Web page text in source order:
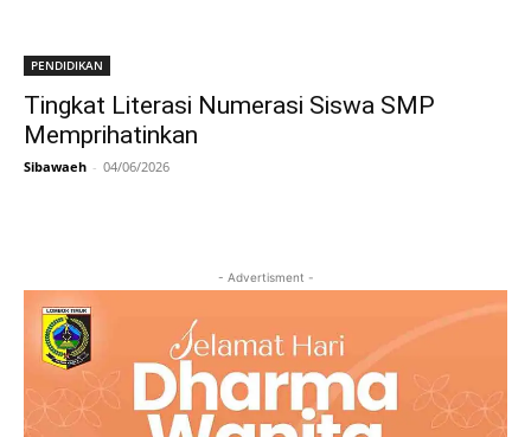
PENDIDIKAN
Tingkat Literasi Numerasi Siswa SMP
Memprihatinkan
Sibawaeh - 04/06/2026
- Advertisment -